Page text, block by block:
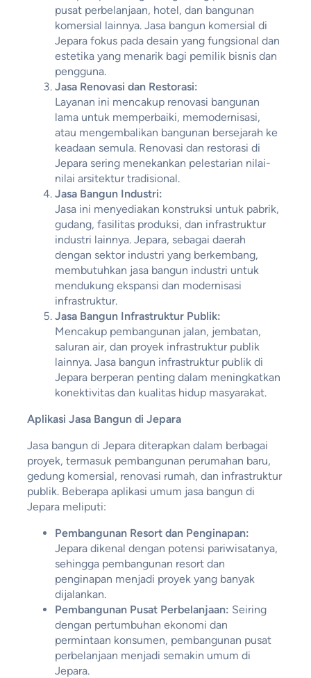
pusat perbelanjaan, hotel, dan bangunan
komersial lainnya. Jasa bangun komersial di
Jepara fokus pada desain yang fungsional dan
estetika yang menarik bagi pemilik bisnis dan
pengguna.
Jasa Renovasi dan Restorasi:
Layanan ini mencakup renovasi bangunan
lama untuk memperbaiki, memodernisasi,
atau mengembalikan bangunan bersejarah ke
keadaan semula. Renovasi dan restorasi di
Jepara sering menekankan pelestarian nilai-
nilai arsitektur tradisional.
Jasa Bangun Industri:
Jasa ini menyediakan konstruksi untuk pabrik,
gudang, fasilitas produksi, dan infrastruktur
industri lainnya. Jepara, sebagai daerah
dengan sektor industri yang berkembang,
membutuhkan jasa bangun industri untuk
mendukung ekspansi dan modernisasi
infrastruktur.
Jasa Bangun Infrastruktur Publik:
Mencakup pembangunan jalan, jembatan,
saluran air, dan proyek infrastruktur publik
lainnya. Jasa bangun infrastruktur publik di
Jepara berperan penting dalam meningkatkan
konektivitas dan kualitas hidup masyarakat.
Aplikasi Jasa Bangun di Jepara
Jasa bangun di Jepara diterapkan dalam berbagai
proyek, termasuk pembangunan perumahan baru,
gedung komersial, renovasi rumah, dan infrastruktur
publik. Beberapa aplikasi umum jasa bangun di
Jepara meliputi:
Pembangunan Resort dan Penginapan:
Jepara dikenal dengan potensi pariwisatanya,
sehingga pembangunan resort dan
penginapan menjadi proyek yang banyak
dijalankan.
Pembangunan Pusat Perbelanjaan: Seiring
dengan pertumbuhan ekonomi dan
permintaan konsumen, pembangunan pusat
perbelanjaan menjadi semakin umum di
Jepara.